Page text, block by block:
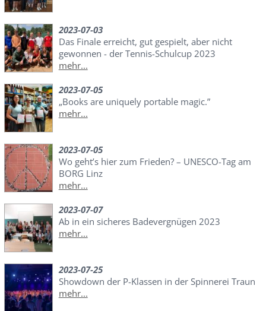
2023-07-03
Das Finale erreicht, gut gespielt, aber nicht
gewonnen - der Tennis-Schulcup 2023
mehr...
2023-07-05
„Books are uniquely portable magic.”
mehr...
2023-07-05
Wo geht’s hier zum Frieden? – UNESCO-Tag am
BORG Linz
mehr...
2023-07-07
Ab in ein sicheres Badevergnügen 2023
mehr...
2023-07-25
Showdown der P-Klassen in der Spinnerei Traun
mehr...